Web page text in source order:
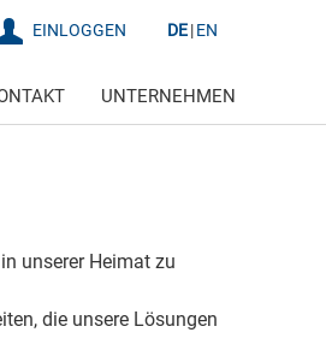
EINLOGGEN DE EN
UNTERNEHMEN
unserer Heimat zu
die unsere Lösungen